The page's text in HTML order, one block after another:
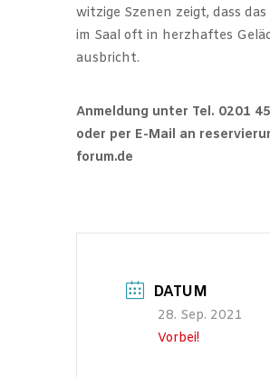
witzige Szenen zeigt, dass
im Saal oft in herzhaftes
ausbricht.
Anmeldung unter Tel. 0201
oder per E-Mail an
forum.de
DATUM
28. Sep. 2021
Vorbei!